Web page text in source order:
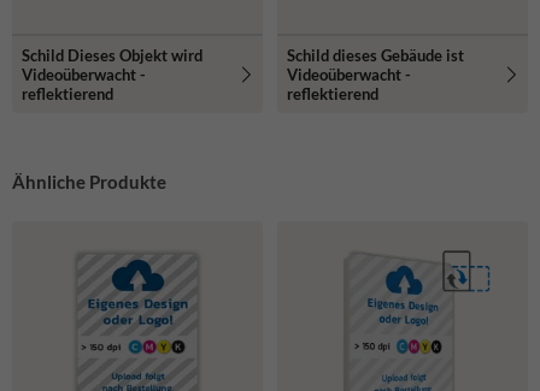
Schild Dieses Objekt wird
Videoüberwacht -
reflektierend
Schild dieses Gebäude ist
Videoüberwacht -
reflektierend
Ähnliche Produkte